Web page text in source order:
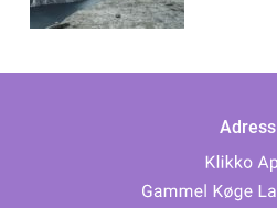
Adress